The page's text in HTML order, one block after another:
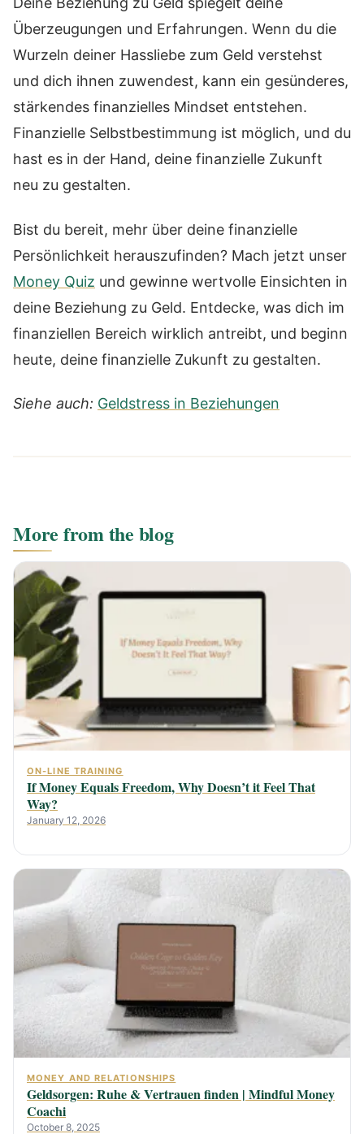
Überzeugungen und Erfahrungen. Wenn du die
Wurzeln deiner Hassliebe zum Geld verstehst
und dich ihnen zuwendest, kann ein gesünderes,
stärkendes finanzielles Mindset entstehen.
Finanzielle Selbstbestimmung ist möglich, und du
hast es in der Hand, deine finanzielle Zukunft
neu zu gestalten.
Bist du bereit, mehr über deine finanzielle
Persönlichkeit herauszufinden? Mach jetzt unser
Money Quiz und gewinne wertvolle Einsichten in
deine Beziehung zu Geld. Entdecke, was dich im
finanziellen Bereich wirklich antreibt, und beginn
heute, deine finanzielle Zukunft zu gestalten.
Siehe auch: Geldstress in Beziehungen
More from the blog
ON-LINE TRAINING
If Money Equals Freedom, Why Doesn’t it Feel That
Way?
January 12, 2026
MONEY AND RELATIONSHIPS
Geldsorgen: Ruhe & Vertrauen finden | Mindful Money
Coachi
October 8, 2025